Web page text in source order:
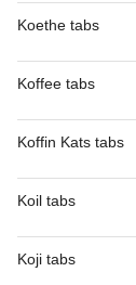
Koethe tabs
Koffee tabs
Koffin Kats tabs
Koil tabs
Koji tabs